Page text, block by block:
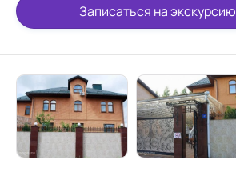
Записаться на экскурсию